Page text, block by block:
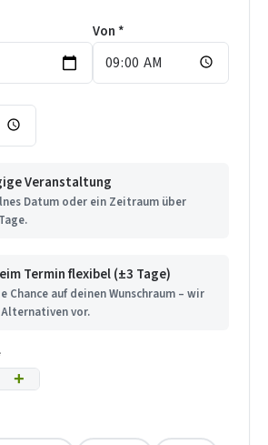
Von *
Veranstaltung
Datum oder ein Zeitraum über
Termin flexibel (±3 Tage)
Chance auf deinen Wunschraum – wir
vor.
+